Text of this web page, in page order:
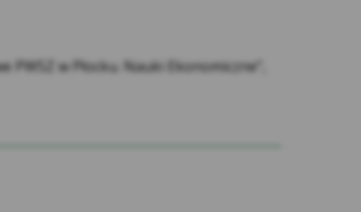
w Płocku. Nauki Ekonomiczne”,
prywatnosci